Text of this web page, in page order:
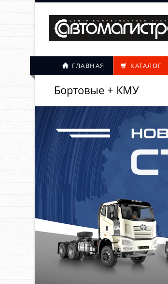
ГЛАВНАЯ КАТАЛОГ
Бортовые + КМУ